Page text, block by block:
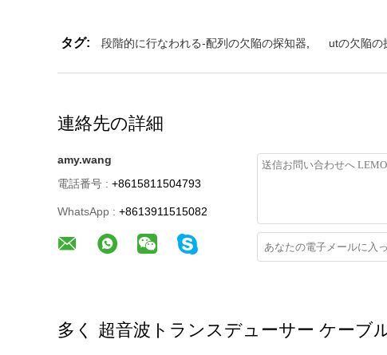
タグ: 段階的に行なわれる-配列の欠陥の探知器 utの欠陥の
連絡先の詳細
amy.wang
電話番号 : +8615811504793
WhatsApp : +8613911515082
多く 超音波トランスデューサー ケーブ